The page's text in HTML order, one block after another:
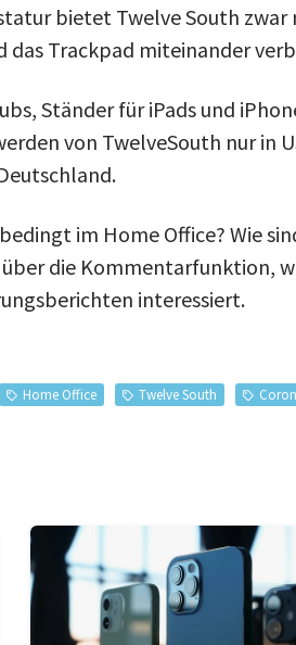
bietet Twelve South
das Trackpad miteinander
Ständer für iPads und
von TwelveSouth nur in
im Home Office? Wie
die Kommentarfunktion,
interessiert.
Home Office Twelve South